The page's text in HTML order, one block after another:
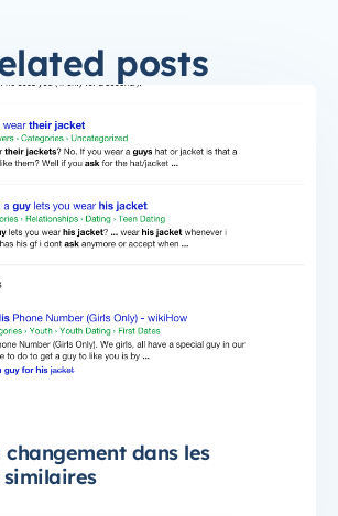
posts
changement dans les
similaires